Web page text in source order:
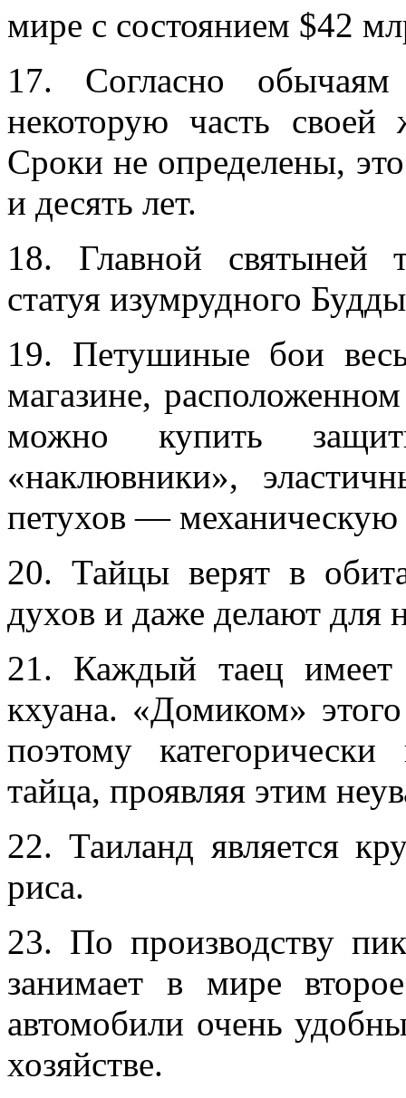
мире с состоянием $42
17. Согласно
некоторую часть
Сроки не определены,
и десять лет.
18. Главной святыней
статуя изумрудного
19. Петушиные бои
магазине,
можно купить
«наклювники»,
петухов —
20. Тайцы верят в
духов и даже делают для
21. Каждый таец имеет
кхуана. «Домиком»
поэтому
тайца, проявляя этим
22. Таиланд является
риса.
23. По производству
занимает в мире
автомобили очень
хозяйстве.